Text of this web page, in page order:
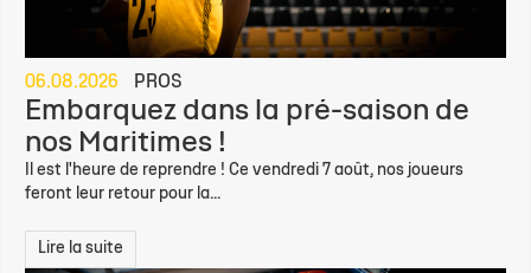
06.08.2026 PROS
Embarquez dans la pré-saison de
nos Maritimes !
Il est l'heure de reprendre ! Ce vendredi 7 août, nos joueurs
feront leur retour pour la...
Lire la suite